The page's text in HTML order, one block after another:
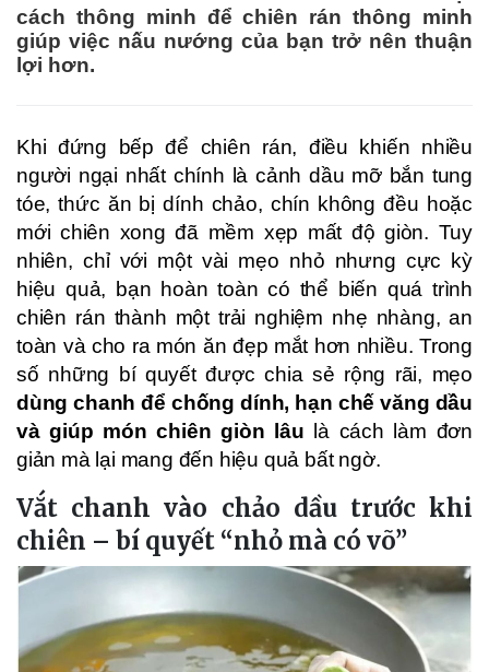
cách thông minh để chiên rán thông minh
giúp việc nấu nướng của bạn trở nên thuận
lợi hơn.
Khi đứng bếp để chiên rán, điều khiến nhiều
người ngại nhất chính là cảnh dầu mỡ bắn tung
tóe, thức ăn bị dính chảo, chín không đều hoặc
mới chiên xong đã mềm xẹp mất độ giòn. Tuy
nhiên, chỉ với một vài mẹo nhỏ nhưng cực kỳ
hiệu quả, bạn hoàn toàn có thể biến quá trình
chiên rán thành một trải nghiệm nhẹ nhàng, an
toàn và cho ra món ăn đẹp mắt hơn nhiều. Trong
số những bí quyết được chia sẻ rộng rãi, mẹo
dùng chanh để chống dính, hạn chế văng dầu
và giúp món chiên giòn lâu là cách làm đơn
giản mà lại mang đến hiệu quả bất ngờ.
Vắt chanh vào chảo dầu trước khi
chiên – bí quyết “nhỏ mà có võ”